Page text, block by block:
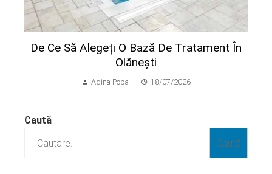
De Ce Să Alegeți O Bază De Tratament În
Olănești
Adina Popa 18/07/2026
Caută
Caută